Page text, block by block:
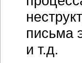
письма
и т.д.